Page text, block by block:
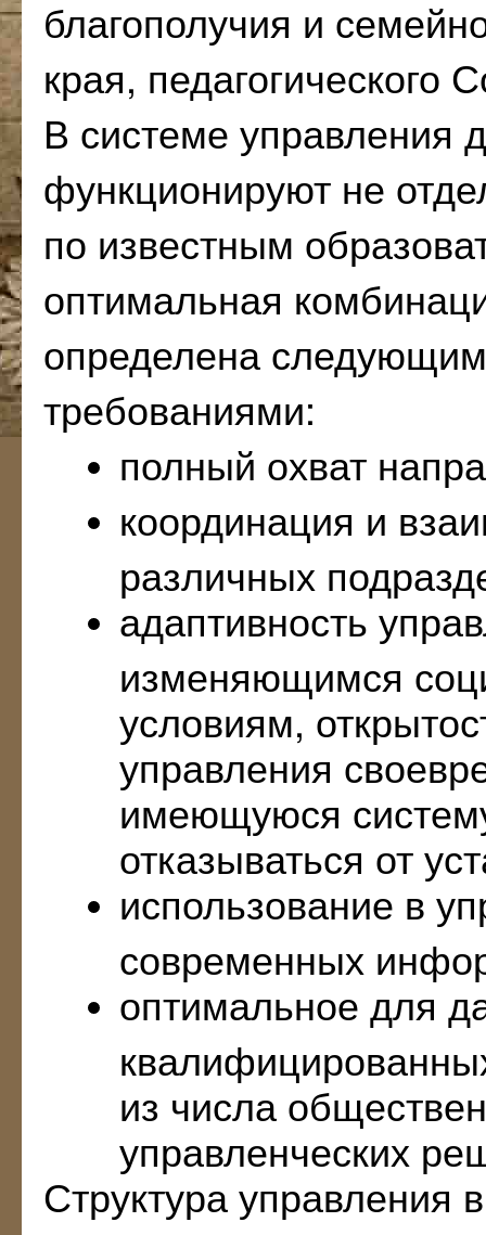
благополучия и
края, педагогического
В системе управления
функционируют не
по известным
оптимальная
определена
требованиями:
полный охват
координация и
различных
адаптивность
изменяющимся
условиям,
управления
имеющуюся
отказываться от
использование в
современных
оптимальное для
из числа
управленческих
Структура управления